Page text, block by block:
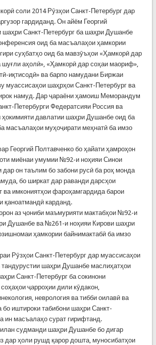
соли 2014 Рӯзҳои Санкт-Петербург дар
гардиданд. Он айём Георгий
шаҳри Санкт-Петербург ба шаҳри Душанбе
оид ба масъалаҳои ҳамкории
суҳбатҳо оид ба мавзӯъҳои «Ҳамкорӣ дар
шуғли аҳолӣ», «Ҳамкорӣ дар соҳаи маориф»,
иқтисодӣ» ва барпо намудани Биржаи
муассисаҳои шаҳрҳои Санкт-Петербург ва
намуд. Дар ҷараёни ҳамоиш Меморандум
Петербурги Федератсияи Россия ва
давлатии шаҳри Душанбе оид ба
масъалаҳои муҳоҷирати меҳнатӣ ба имзо
Георгий Полтавченко бо ҳайати ҳамроҳон
миёнаи умумии №92-и ноҳияи Синои
он таълим бо забони русӣ ба роҳ монда
бо ширкат дар раванди дарсҳои
ва имкониятҳои фароҳамгардида барои
қаноатмандӣ карданд.
аз ҷониби маъмурияти мактабҳои №92-и
Душанбе ва №261-и ноҳияи Кирови шаҳри
ҳамкории байнимактабӣ ба имзо
Рӯзҳои Санкт-Петербург дар муассисаҳои
шаҳри Душанбе маслиҳатҳои
Санкт-Петербург ба сокинони
ҷарроҳии дили кӯдакон,
неврология ва тибби оилавӣ ва
иштироки табибони шаҳри Санкт-
ин масъалаҳо сурат гирифтанд.
судманди шаҳри Душанбе бо дигар
дар ҳоли рушд қарор дошта, муносибатҳои